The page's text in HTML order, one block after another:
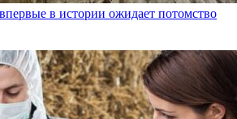
в истории ожидает потомство